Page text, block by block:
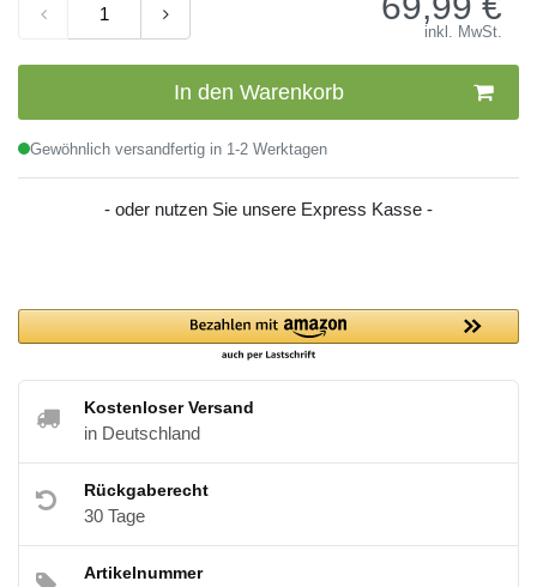
inkl. MwSt.
In den Warenkorb
Gewöhnlich versandfertig in 1-2 Werktagen
- oder nutzen Sie unsere Express Kasse -
Kostenloser Versand
in Deutschland
Rückgaberecht
30 Tage
Artikelnummer